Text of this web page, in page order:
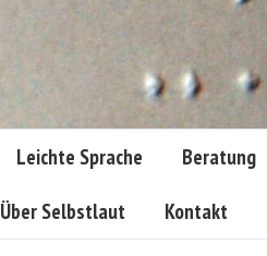
Leichte Sprache Beratung
Über Selbstlaut Kontakt